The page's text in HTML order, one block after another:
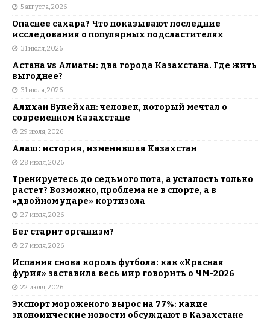
5 августа, 2026
Опаснее сахара? Что показывают последние
исследования о популярных подсластителях
31 июля, 2026
Астана vs Алматы: два города Казахстана. Где жить
выгоднее?
31 июля, 2026
Алихан Букейхан: человек, который мечтал о
современном Казахстане
29 июля, 2026
Алаш: история, изменившая Казахстан
28 июля, 2026
Тренируетесь до седьмого пота, а усталость только
растет? Возможно, проблема не в спорте, а в
«двойном ударе» кортизола
27 июля, 2026
Бег старит организм?
27 июля, 2026
Испания снова король футбола: как «Красная
фурия» заставила весь мир говорить о ЧМ-2026
22 июля, 2026
Экспорт мороженого вырос на 77%: какие
экономические новости обсуждают в Казахстане